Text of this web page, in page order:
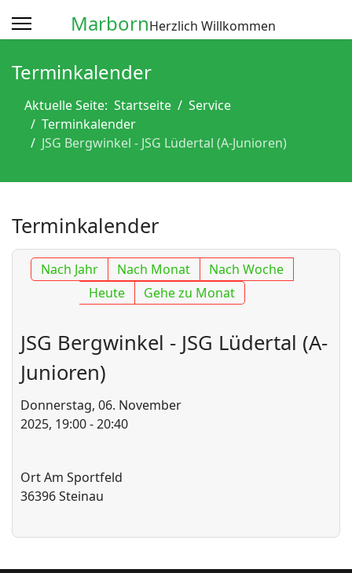
MarbornHerzlich Willkommen
Terminkalender
Aktuelle Seite: Startseite
Service
Terminkalender
JSG Bergwinkel - JSG Lüdertal (A-Junioren)
Terminkalender
Nach Jahr Nach Monat
Nach Woche
Heute
Gehe zu Monat
JSG Bergwinkel - JSG Lüdertal (A-
Junioren)
Donnerstag, 06. November
2025, 19:00 - 20:40
OrtAm Sportfeld
36396 Steinau
anzeigen